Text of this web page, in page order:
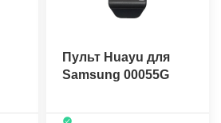
Пульт Huayu для
Samsung 00055G